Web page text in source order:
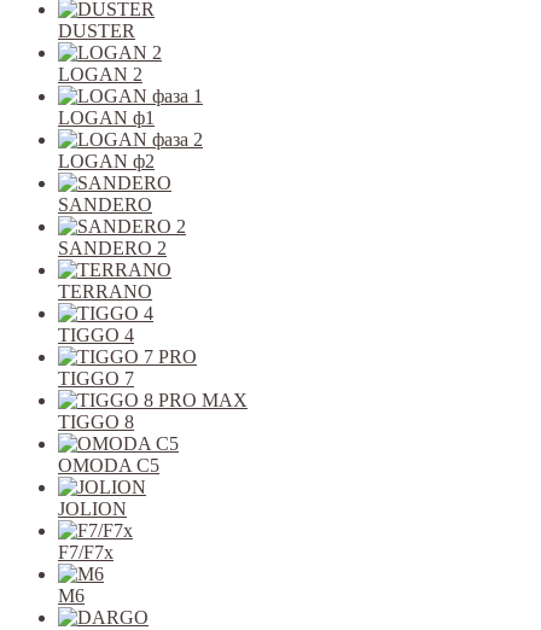
DUSTER
LOGAN 2
LOGAN ф1
LOGAN ф2
SANDERO
SANDERO 2
TERRANO
TIGGO 4
TIGGO 7
TIGGO 8
OMODA C5
JOLION
F7/F7x
M6